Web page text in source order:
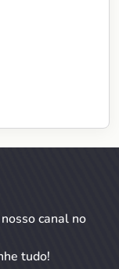
canal no
tudo!